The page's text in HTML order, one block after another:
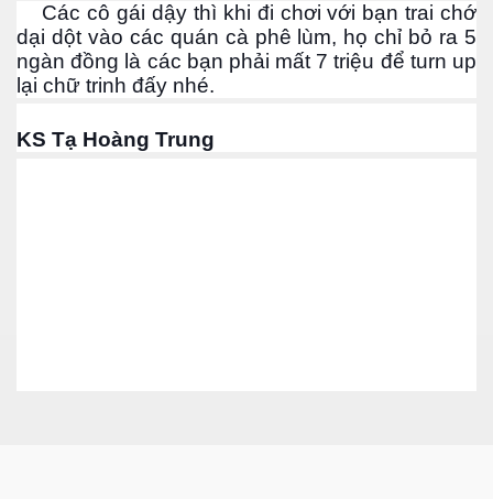
Các cô gái dậy thì khi đi chơi với bạn trai chớ
dại dột vào các quán cà phê lùm, họ chỉ bỏ ra 5
ngàn đồng là các bạn phải mất 7 triệu để turn up
lại chữ trinh đấy nhé.
KS Tạ Hoàng Trung